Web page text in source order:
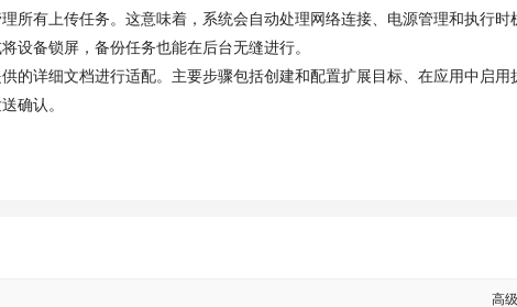
有上传任务。这意味着，系统会自动处理网络连接、电源管理和执行时
设备锁屏，备份任务也能在后台无缝进行。
详细文档进行适配。主要步骤包括创建和配置扩展目标、在应用中启用
确认。
高